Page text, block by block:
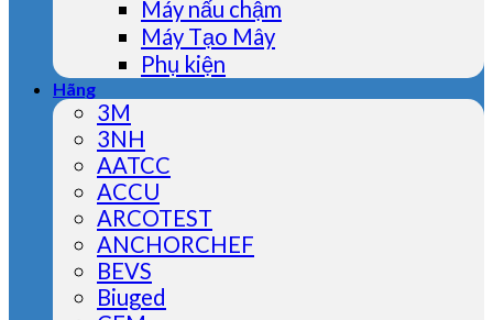
Máy nấu chậm
Máy Tạo Mây
Phụ kiện
Hãng
3M
3NH
AATCC
ACCU
ARCOTEST
ANCHORCHEF
BEVS
Biuged